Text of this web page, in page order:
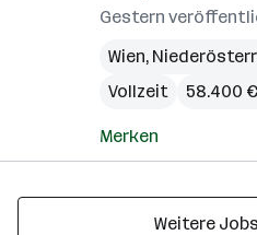
Gestern
Wien,
Vollzeit
58.400
Merken
Weitere